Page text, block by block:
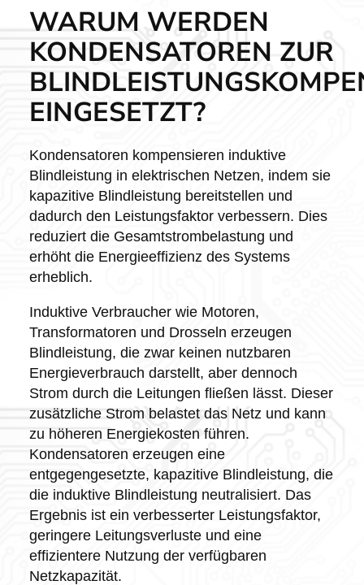
WARUM WERDEN
KONDENSATOREN ZUR
EINGESETZT?
Kondensatoren kompensieren induktive
Blindleistung in elektrischen Netzen, indem sie
kapazitive Blindleistung bereitstellen und
dadurch den Leistungsfaktor verbessern. Dies
reduziert die Gesamtstrombelastung und
erhöht die Energieeffizienz des Systems
erheblich.
Induktive Verbraucher wie Motoren,
Transformatoren und Drosseln erzeugen
Blindleistung, die zwar keinen nutzbaren
Energieverbrauch darstellt, aber dennoch
Strom durch die Leitungen fließen lässt. Dieser
zusätzliche Strom belastet das Netz und kann
zu höheren Energiekosten führen.
Kondensatoren erzeugen eine
entgegengesetzte, kapazitive Blindleistung, die
die induktive Blindleistung neutralisiert. Das
Ergebnis ist ein verbesserter Leistungsfaktor,
geringere Leitungsverluste und eine
effizientere Nutzung der verfügbaren
Netzkapazität.